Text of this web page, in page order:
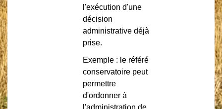
l'exécution d'une
décision
administrative déjà
prise.
Exemple : le référé
conservatoire peut
permettre
d'ordonner à
l'administration de